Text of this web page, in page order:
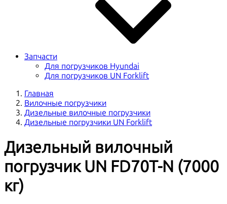
Запчасти
Для погрузчиков Hyundai
Для погрузчиков UN Forklift
Главная
Вилочные погрузчики
Дизельные вилочные погрузчики
Дизельные погрузчики UN Forklift
Дизельный вилочный
погрузчик UN FD70T-N (7000
кг)